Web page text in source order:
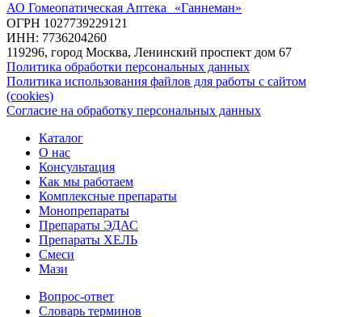
АО Гомеопатическая Аптека «Ганнеман»
ОГРН 1027739229121
ИНН: 7736204260
119296, город Москва, Ленинский проспект дом 67
Политика обработки персональных данных
Политика использования файлов для работы с сайтом
(cookies)
Согласие на обработку персональных данных
Каталог
О нас
Консультация
Как мы работаем
Комплексные препараты
Монопрепараты
Препараты ЭДАС
Препараты ХЕЛЬ
Смеси
Мази
Вопрос-ответ
Словарь терминов